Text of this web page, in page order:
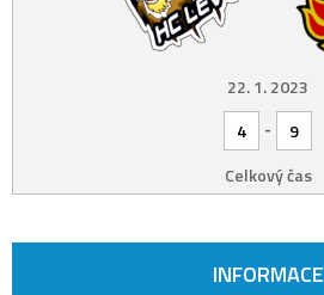
22. 1. 2023
4
-
9
Celkový čas
INFORMACE